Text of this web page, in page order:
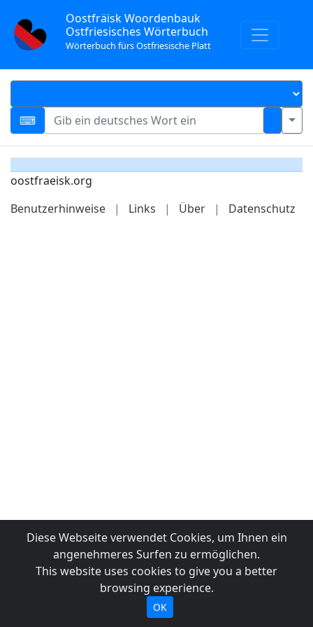
Oostfräisk Woordenbauk
Ostfriesisches Wörterbuch
Wörterbuch fürs Ostfriesische Platt
oostfraeisk.org
Benutzerhinweise
| Links | Über | Datenschutz
Diese Webseite verwendet Cookies, um Ihnen ein
angenehmeres Surfen zu ermöglichen.
This website uses cookies to give you a better
browsing experience.
OK